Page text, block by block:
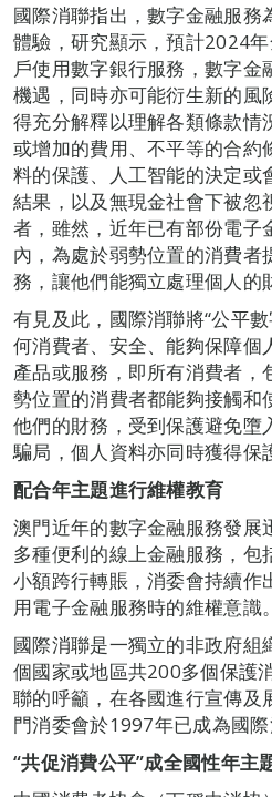
國際消聯指出，數字金融服務
體驗，研究顯示，預計2024
戶使用數字銀行服務，數字金
機遇，同時亦可能衍生新的風
得充分解釋以理解各類條款情
或增加的費用、不平等的合約
料的保護、人工智能的決定或
結果，以及無現金社會下被忽
者，雖然，近年已有部份電子
內，為處於弱勢位置的消費者
務，讓他們能獨立處理個人的
有見及此，國際消聯將“公平
何消費者、安全、能夠保障個
產品或服務，即所有消費者，
勢位置的消費者都能夠接觸和
他們的財務，受到保護避免墮
騙局，個人資料亦同時獲得保
配合年主題進行維權教育
澳門近年的數字金融服務發展
多種便利的線上金融服務，包
小額跨行轉賬，消委會持續作
用電子金融服務時的維權意識。
國際消聯是一獨立的非政府組
個國家或地區共200多個保護
聯的呼籲，在各國進行宣傳及
門消委會於1997年已成為國際
“共促消費公平”成全國性年主